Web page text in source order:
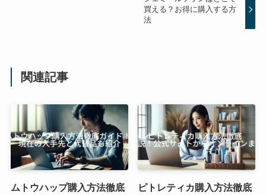
買える？お得に購入する方
法
関連記事
ムトウハップ購入方法徹底
ピトレティカ購入方法徹底